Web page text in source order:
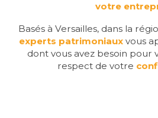
votre
Basés à Versailles, dans la
experts patrimoniaux vous
dont vous avez besoin pour
respect de votre